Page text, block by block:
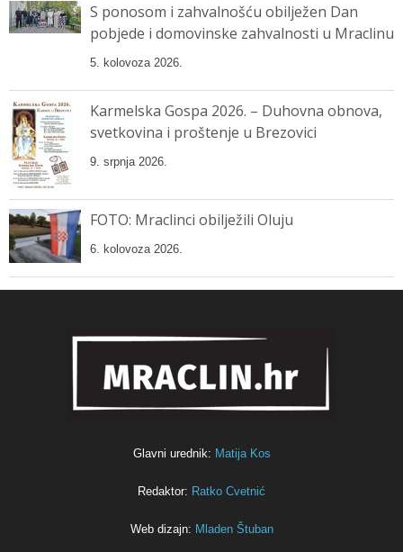
S ponosom i zahvalnošću obilježen Dan
pobjede i domovinske zahvalnosti u Mraclinu
5. kolovoza 2026.
Karmelska Gospa 2026. – Duhovna obnova,
svetkovina i proštenje u Brezovici
9. srpnja 2026.
FOTO: Mraclinci obilježili Oluju
6. kolovoza 2026.
Glavni urednik: Matija Kos
Redaktor: Ratko Cvetnić
Web dizajn: Mladen Štuban